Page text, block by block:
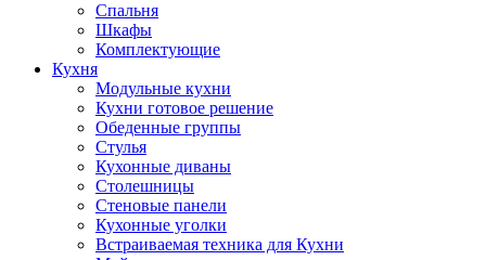
Спальня
Шкафы
Комплектующие
Кухня
Модульные кухни
Кухни готовое решение
Обеденные группы
Стулья
Кухонные диваны
Столешницы
Стеновые панели
Кухонные уголки
Встраиваемая техника для Кухни